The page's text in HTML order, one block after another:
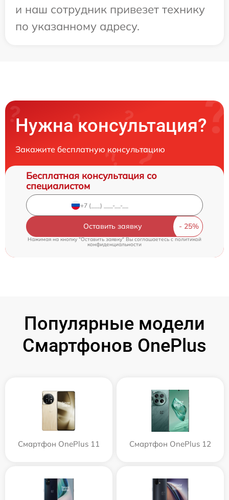
и наш сотрудник привезет технику
по указанному адресу.
Нужна консультация?
Закажите бесплатную консультацию
Бесплатная консультация со
специалистом
Оставить заявку
Нажимая на кнопку "Оставить заявку" Вы соглашаетесь c политикой
конфиденциальности
Популярные модели
Смартфонов OnePlus
Смартфон OnePlus 11 Смартфон OnePlus 12